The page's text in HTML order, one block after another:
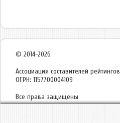
© 2014-2026
Ассоциация составителей рейтингов
ОГРН: 1157700004109
Все права защищены